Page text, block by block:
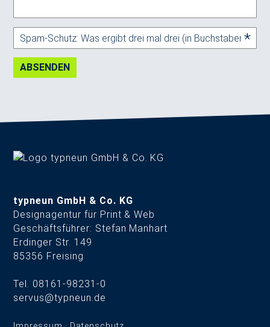
ABSENDEN
typneun GmbH & Co. KG
Designagentur für Print & Web
Geschäftsführer: Stefan Manhart
Erdinger Str. 149
85356 Freising
Tel. 08161-98231-0
servus@typneun.de